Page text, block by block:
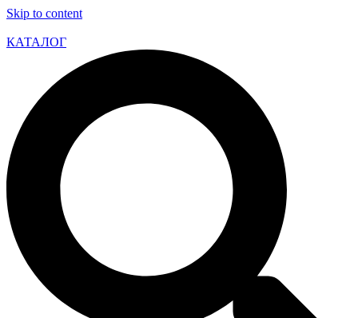
Skip to content
КАТАЛОГ